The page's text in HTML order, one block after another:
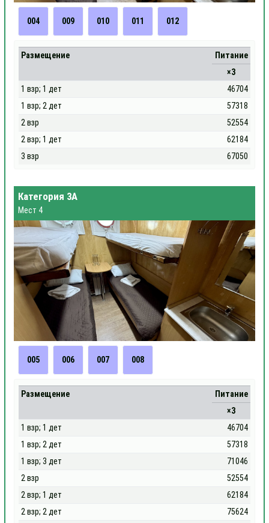
004 009 010 011 012
Размещение
Питание
×3
1 взр; 1 дет
46704
1 взр; 2 дет
57318
2 взр
52554
2 взр; 1 дет
62184
3 взр
67050
Категория 3А
Мест 4
005 006 007 008
Размещение
Питание
×3
1 взр; 1 дет
46704
1 взр; 2 дет
57318
1 взр; 3 дет
71046
2 взр
52554
2 взр; 1 дет
62184
2 взр; 2 дет
75624